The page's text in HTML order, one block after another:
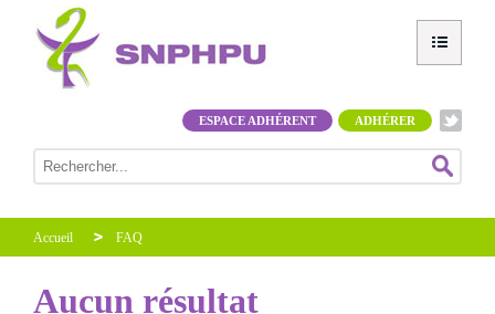
ADHÉRER
ESPACE ADHÉRENT
Accueil FAQ
Aucun résultat